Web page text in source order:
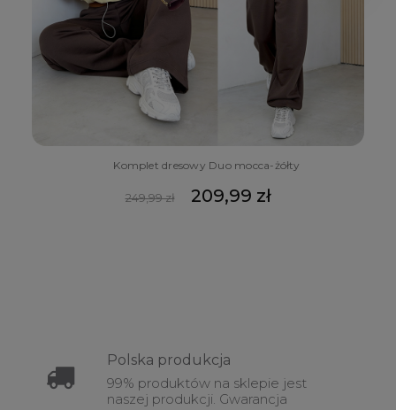
Komplet dresowy Duo mocca-żółty
249,99 zł 209,99 zł
Polska produkcja
99% produktów na sklepie jest
naszej produkcji. Gwarancja